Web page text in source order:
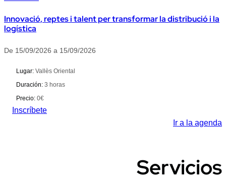
Innovació, reptes i talent per transformar la distribució i la
logística
De 15/09/2026 a 15/09/2026
Lugar: Vallès Oriental
Duración: 3 horas
Precio: 0€
Inscríbete
Ir a la agenda
Servicios